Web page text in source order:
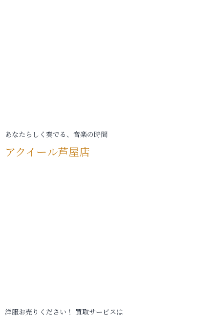
あなたらしく奏でる、音楽の時間
アクイール芦屋店
洋服お売りください！ 買取サービスは